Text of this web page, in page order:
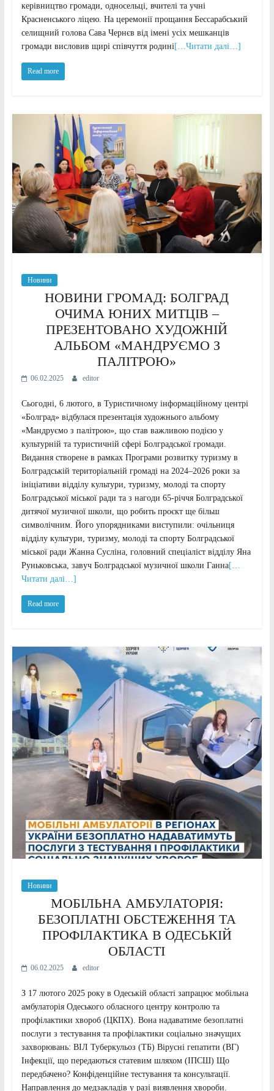
керівництво громади, односельці, вчителі та учні
Красненського ліцею. На церемонії прощання Бессарабський
селищний голова Сава Чернєв від імені усіх мешканців
громади висловив щирі співчуття родині […Читати далі…]
Read more
Новини
НОВИНИ ГРОМАД: БОЛГРАД
ОЧИМА ЮНИХ МИТЦІВ –
ПРЕЗЕНТОВАНО ХУДОЖНІЙ
АЛЬБОМ «МАНДРУЄМО З
ПАЛІТРОЮ»
06.02.2025 editor
Сьогодні, 6 лютого, в Туристичному інформаційному центрі
«Болград» відбулася презентація художнього альбому
«Мандруємо з палітрою», що став важливою подією у
культурній та туристичній сфері Болградської громади.
Видання створене в рамках Програми розвитку туризму в
Болградській територіальній громаді на 2024–2026 роки за
ініціативи відділу культури, туризму, молоді та спорту
Болградської міської ради та з нагоди 65-річчя Болградської
дитячої музичної школи, що робить проєкт ще більш
символічним. Його упорядниками виступили: очільниця
відділу культури, туризму, молоді та спорту Болградської
міської ради Жанна Сусліна, головний спеціаліст відділу Яна
Руньковська, завуч Болградської музичної школи Ганна[…
Читати далі…]
Read more
Новини
МОБІЛЬНА АМБУЛАТОРІЯ:
БЕЗОПЛАТНІ ОБСТЕЖЕННЯ ТА
ПРОФІЛАКТИКА В ОДЕСЬКІЙ
ОБЛАСТІ
06.02.2025 editor
З 17 лютого 2025 року в Одеській області запрацює мобільна
амбулаторія Одеського обласного центру контролю та
профілактики хвороб (ЦКПХ). Вона надаватиме безоплатні
послуги з тестування та профілактики соціально значущих
захворювань: ВІЛ Туберкульоз (ТБ) Вірусні гепатити (ВГ)
Інфекції, що передаються статевим шляхом (ІПСШ) Що
передбачено? Конфіденційне тестування та консультації.
Направлення до медзакладів у разі виявлення хвороби.